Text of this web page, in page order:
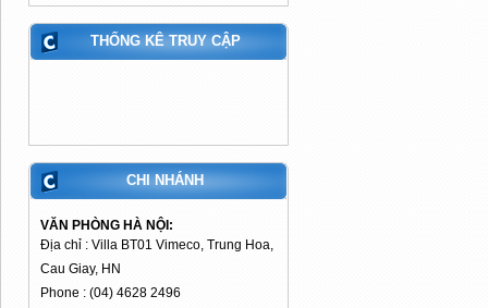
THỐNG KÊ TRUY CẬP
CHI NHÁNH
VĂN PHÒNG HÀ NỘI:
Địa chỉ : Villa BT01 Vimeco, Trung Hoa,
Cau Giay, HN
Phone : (04) 4628 2496